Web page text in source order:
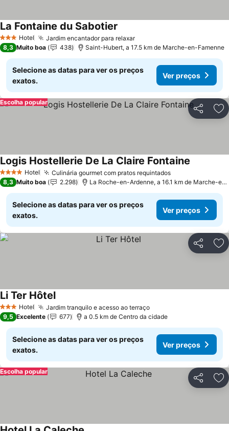
3 EstrelasHotel Jardim encantador para relaxar
La Fontaine du Sabotier
8,3 Muito boa 438 Saint-Hubert, a 17.5 km de Marche-en-Famenne
Selecione as datas para ver os preços
exatos.
Ver preços
Partilhar
Escolha popular
4 EstrelasHotel Culinária gourmet com pratos requintados
Logis Hostellerie De La Claire Fontaine
8,3 Muito boa 2.298 La Roche-en-Ardenne, a 16.1 km de Marche-en-Famenne
Selecione as datas para ver os preços
exatos.
Ver preços
Partilhar
3 EstrelasHotel Jardim tranquilo e acesso ao terraço
Li Ter Hôtel
9,5 Excelente 677 a 0.5 km de Centro da cidade
Selecione as datas para ver os preços
exatos.
Ver preços
Partilhar
Escolha popular